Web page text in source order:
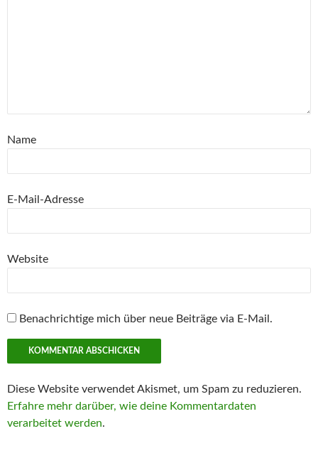
Name
E-Mail-Adresse
Website
Benachrichtige mich über neue Beiträge via E-Mail.
Diese Website verwendet Akismet, um Spam zu reduzieren.
Erfahre mehr darüber, wie deine Kommentardaten
verarbeitet werden.